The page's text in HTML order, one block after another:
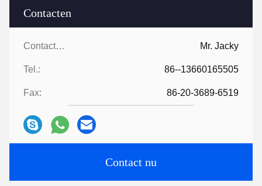
Contacten
Contacten: Mr. Jacky
Tel.: 86--13660165505
Fax: 86-20-3689-6519
Contact nu